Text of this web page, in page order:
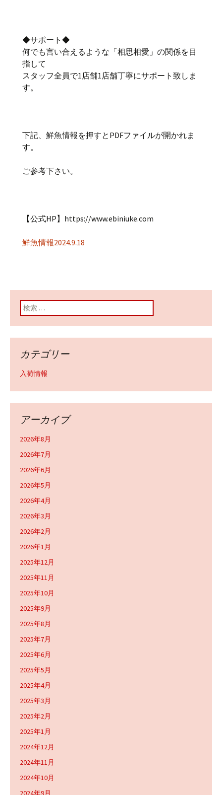
◆サポート◆
何でも言い合えるような「相思相愛」の関係を目
指して
スタッフ全員で1店舗1店舗丁寧にサポート致しま
す。
下記、鮮魚情報を押すとPDFファイルが開かれま
す。
ご参考下さい。
【公式HP】https://www.ebiniuke.com
鮮魚情報2024.9.18
検索:
カテゴリー
入荷情報
アーカイブ
2026年8月
2026年7月
2026年6月
2026年5月
2026年4月
2026年3月
2026年2月
2026年1月
2025年12月
2025年11月
2025年10月
2025年9月
2025年8月
2025年7月
2025年6月
2025年5月
2025年4月
2025年3月
2025年2月
2025年1月
2024年12月
2024年11月
2024年10月
2024年9月